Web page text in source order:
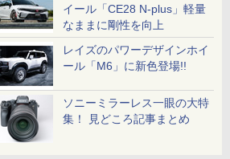
イール「CE28 N-plus」軽量
なままに剛性を向上
レイズのパワーデザインホイ
ール「M6」に新色登場!!
ソニーミラーレス一眼の大特
集！ 見どころ記事まとめ